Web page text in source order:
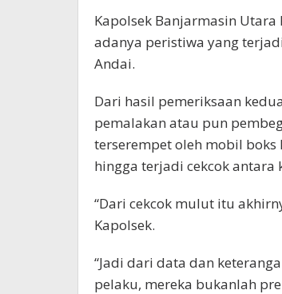
Kapolsek Banjarmasin
adanya peristiwa yang
Andai.
Dari hasil pemeriksaan
pemalakan atau pun
terserempet oleh mobil
hingga terjadi cekcok antara
“Dari cekcok mulut itu
Kapolsek.
“Jadi dari data dan
pelaku, mereka bukanlah